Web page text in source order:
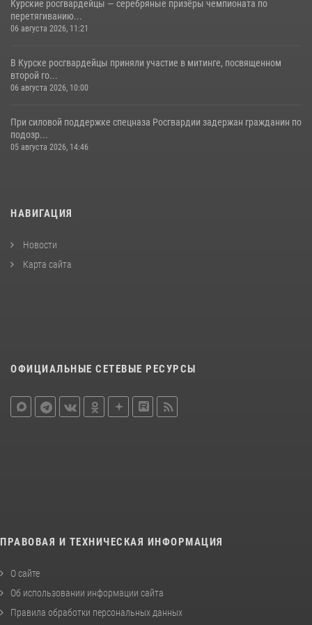
Курские росгвардейцы — серебряные призёры чемпионата по
перетягиванию...
06 августа 2026, 11:21
В Курске росгвардейцы приняли участие в митинге, посвященном
второй го...
06 августа 2026, 10:00
При силовой поддержке спецназа Росгвардии задержан гражданин по
подозр...
05 августа 2026, 14:46
НАВИГАЦИЯ
Новости
Карта сайта
ОФИЦИАЛЬНЫЕ СЕТЕВЫЕ РЕСУРСЫ
ПРАВОВАЯ И ТЕХНИЧЕСКАЯ ИНФОРМАЦИЯ
О сайте
Об использовании информации сайта
Правила обработки персональных данных